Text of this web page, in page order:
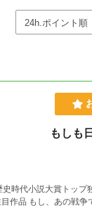
しも日本が
史時代小説大賞トッ
本が異なる選択をしてい